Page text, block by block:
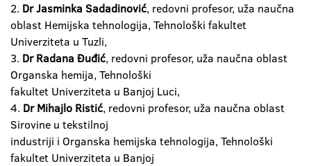
2. Dr Jasminka Sadadinović, redovni profesor, uža naučna
oblast Hemijska tehnologija, Tehnološki fakultet
Univerziteta u Tuzli,
3. Dr Radana Đuđić, redovni profesor, uža naučna oblast
Organska hemija, Tehnološki
fakultet Univerziteta u Banjoj Luci,
4. Dr Mihajlo Ristić, redovni profesor, uža naučna oblast
Sirovine u tekstilnoj
industriji i Organska hemijska tehnologija, Tehnološki
fakultet Univerziteta u Banjoj